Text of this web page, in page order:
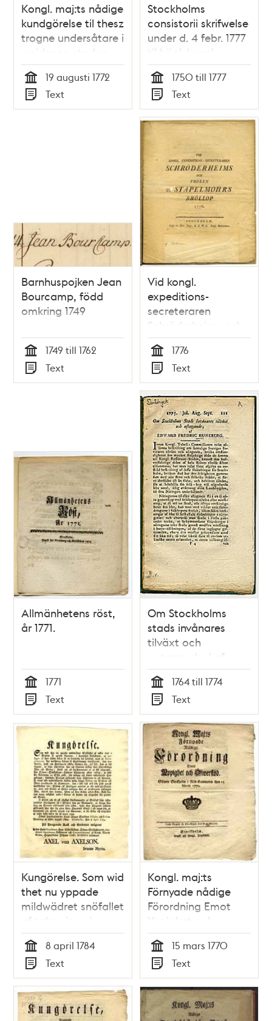
Kongl. maj:ts nådige
kundgörelse til thesz
trogne undersåtare i
residence-staden
Stockholm.
Tid
19 augusti 1772
Typ
Text
Stockholms
consistorii skrifwelse
under d. 4 febr. 1777
til högl. kongl.
cancellie collegium,
om den heliga
skrifts gudlösa
missbruk, uti en bok
som nyligen från
utkommit.
Tid
1750 till 1777
Typ
Text
Barnhuspojken Jean
Bourcamp, född
omkring 1749
Tid
1749 till 1762
Typ
Text
Vid kongl.
expeditions-
secreteraren
Schröderheims och
fröken v.
Stapelmohrs bröllop
1776.
Tid
1776
Typ
Text
Allmänhetens röst,
år 1771.
Tid
1771
Typ
Text
Om Stockholms
stads invånares
tilväxt och
avtagande / af
Edward Fredric
Runeberg
Tid
1764 till 1774
Typ
Text
Kungörelse. Som wid
thet nu yppade
mildwädret snöfallet
af taken inne i
Staden så upfyllt
gatorne, i synnerhet
gränderne, at
passagen af then
fallne snöen til en
betydelig del
Tid
8 april 1784
Typ
Text
Kongl. maj:ts
Förnyade nådige
Förordning Emot
Yppighet och
Öfwerflöd. Gifwen
Stockholm i Råd-
Kammaren then 15
martii 1770.
Tid
15 mars 1770
Typ
Text